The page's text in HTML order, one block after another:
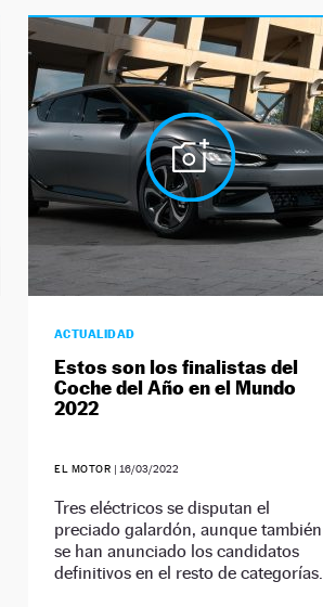
ACTUALIDAD
Estos son los finalistas del
Coche del Año en el Mundo
2022
EL MOTOR | 16/03/2022
Tres eléctricos se disputan el
preciado galardón, aunque también
se han anunciado los candidatos
definitivos en el resto de categorías.